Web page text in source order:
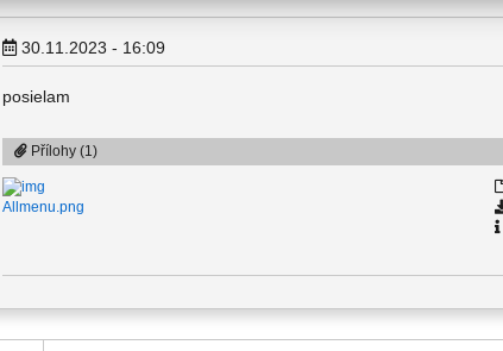
30.11.2023 - 16:09
posielam
Přílohy (1)
Allmenu.png